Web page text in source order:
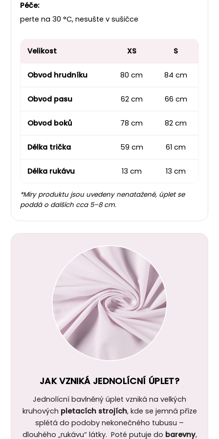
Péče:
perte na 30 °C, nesušte v sušičce
Velikost XS S
Obvod hrudníku 80 cm 84 cm
Obvod pasu 62 cm 66 cm
Obvod boků 78 cm 82 cm
Délka trička 59 cm 61 cm
Délka rukávu 13 cm 13 cm
*Míry produktu jsou uvedeny nenatažené, úplet se
poddá o dalších cca 5–8 cm.
JAK VZNIKÁ JEDNOLÍCNÍ ÚPLET?
Jednolícní bavlněný úplet vzniká na velkých
kruhových pletacích strojích, kde se jemná příze
splétá do podoby nekonečného tubusu –
dlouhého „rukávu“ látky. Poté putuje do barevny,